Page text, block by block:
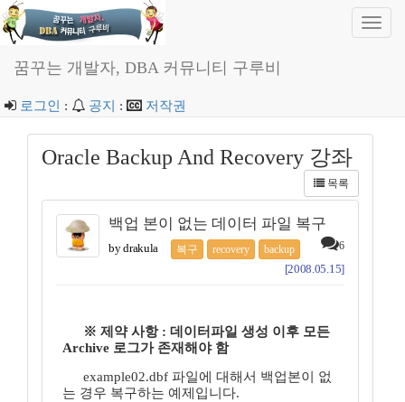
꿈꾸는 개발자, DBA 커뮤니티 구루비
로그인 : 공지 : 저작권
Oracle Backup And Recovery 강좌
목록
백업 본이 없는 데이터 파일 복구
6
by drakula 복구 recovery backup
[2008.05.15]
※ 제약 사항 : 데이터파일 생성 이후 모든
Archive 로그가 존재해야 함
example02.dbf 파일에 대해서 백업본이 없
는 경우 복구하는 예제입니다.